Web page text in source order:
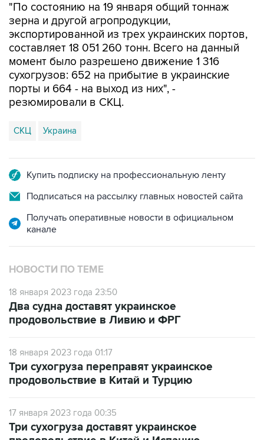
"По состоянию на 19 января общий тоннаж
зерна и другой агропродукции,
экспортированной из трех украинских портов,
составляет 18 051 260 тонн. Всего на данный
момент было разрешено движение 1 316
сухогрузов: 652 на прибытие в украинские
порты и 664 - на выход из них", -
резюмировали в СКЦ.
СКЦ Украина
Купить подписку на профессиональную ленту
Подписаться на рассылку главных новостей сайта
Получать оперативные новости в официальном
канале
НОВОСТИ ПО ТЕМЕ
18 января 2023 года 23:50
Два судна доставят украинское
продовольствие в Ливию и ФРГ
18 января 2023 года 01:17
Три сухогруза переправят украинское
продовольствие в Китай и Турцию
17 января 2023 года 00:35
Три сухогруза доставят украинское